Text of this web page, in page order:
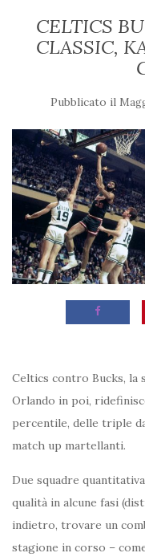
CELTICS
CLASSIC,
Pubblicato il
Celtics contro Bucks, la
Orlando in poi,
percentile, delle triple
match up martellanti.
Due squadre
qualità in alcune fasi
indietro, trovare un
stagione in corso –